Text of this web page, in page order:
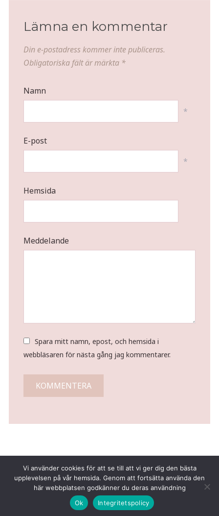
Lämna en kommentar
Din e-postadress kommer inte publiceras.
Obligatoriska fält är märkta *
Namn
*
E-post
*
Hemsida
Meddelande
Spara mitt namn, epost, och hemsida i
webbläsaren för nästa gång jag kommentarer.
Copyright © 2026 Tina Gustafsson
Vi använder cookies för att se till att vi ger dig den bästa
upplevelsen på vår hemsida. Genom att fortsätta använda den
här webbplatsen godkänner du deras användning
Ok
Integritetspolicy